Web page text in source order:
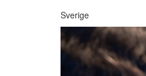
Sverige